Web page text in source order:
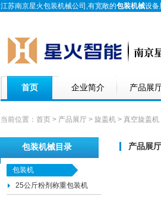
江苏南京星火包装机械公司,有宽敞的包装机械设备
首页 企业简介 产品展
当前位置： 首页 > 产品展厅 > 旋盖机 > 真空旋盖机
包装机械目录
包装机
25公斤粉剂称重包装机
产品展厅